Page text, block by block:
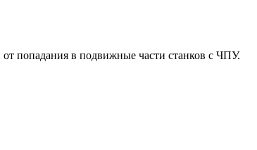
от попадания в подвижные части станков с ЧПУ.